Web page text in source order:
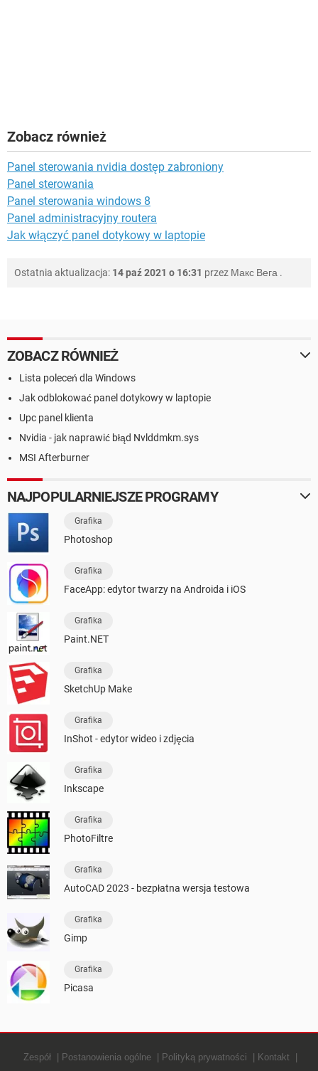
Zobacz również
Panel sterowania nvidia dostęp zabroniony
Panel sterowania
Panel sterowania windows 8
Panel administracyjny routera
Jak włączyć panel dotykowy w laptopie
Ostatnia aktualizacja: 14 paź 2021 o 16:31 przez Макс Вега .
ZOBACZ RÓWNIEŻ
Lista poleceń dla Windows
Jak odblokować panel dotykowy w laptopie
Upc panel klienta
Nvidia - jak naprawić błąd Nvlddmkm.sys
MSI Afterburner
NAJPOPULARNIEJSZE PROGRAMY
Grafika
Photoshop
Grafika
FaceApp: edytor twarzy na Androida i iOS
Grafika
Paint.NET
Grafika
SketchUp Make
Grafika
InShot - edytor wideo i zdjęcia
Grafika
Inkscape
Grafika
PhotoFiltre
Grafika
AutoCAD 2023 - bezpłatna wersja testowa
Grafika
Gimp
Grafika
Picasa
Zespół Postanowienia ogólne Polityką prywatności
Kontakt